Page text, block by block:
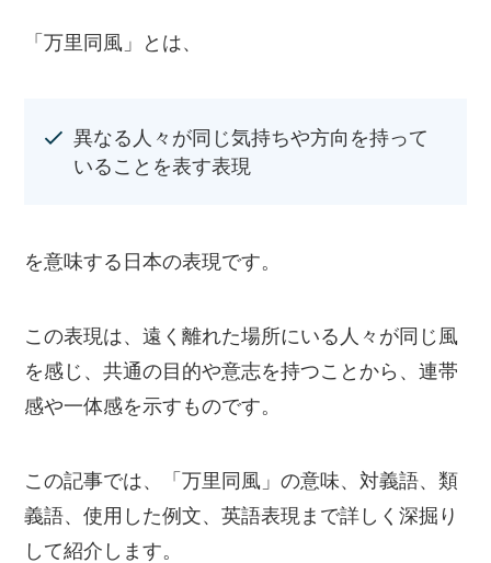
「万里同風」とは、
異なる人々が同じ気持ちや方向を持って
いることを表す表現
を意味する日本の表現です。
この表現は、遠く離れた場所にいる人々が同じ風
を感じ、共通の目的や意志を持つことから、連帯
感や一体感を示すものです。
この記事では、「万里同風」の意味、対義語、類
義語、使用した例文、英語表現まで詳しく深掘り
して紹介します。